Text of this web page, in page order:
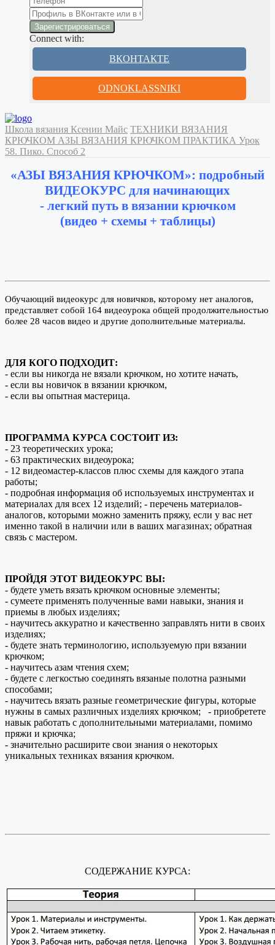
Connect with:
ВКОНТАКТЕ
ODNOKLASSNIKI
Школа вязания Ксении Майс ТЕХНИКИ ВЯЗАНИЯ
КРЮЧКОМ АЗЫ ВЯЗАНИЯ КРЮЧКОМ ПРАКТИКА Урок
58. Пико. Способ 2
«АЗЫ ВЯЗАНИЯ КРЮЧКОМ»: подробный
ВИДЕОКУРС для начинающих
- легкий путь в вязании крючком
(видео + схемы + таблицы)
Обучающий видеокурс для новичков, которому нет аналогов,
представляет собой 164 видеоурока общей продолжительностью
более 28 часов видео и другие дополнительные материалы.
ДЛЯ КОГО ПОДХОДИТ:
- если вы никогда не вязали крючком, но хотите начать,
- если вы новичок в вязании крючком,
- если вы опытная мастерица.
ПРОГРАММА КУРСА СОСТОИТ ИЗ:
- 23 теоретических урока;
- 63 практических видеоурока;
- 12 видеомастер-классов плюс схемы для каждого этапа
работы;
- подробная информация об используемых инструментах и
материалах для всех 12 изделий; - перечень материалов-
аналогов, которыми можно заменить пряжу, если у вас нет
именно такой в наличии или в ваших магазинах; обратная
связь с мастером.
ПРОЙДЯ ЭТОТ ВИДЕОКУРС ВЫ:
- будете уметь вязать крючком основные элементы;
- сумеете применять полученные вами навыки, знания и
приемы в любых изделиях;
- научитесь аккуратно и качественно заправлять нити в своих
изделиях;
- будете знать терминологию, используемую при вязании
крючком;
- научитесь азам чтения схем;
- будете с легкостью соединять вязаные полотна разными
способами;
- научитесь вязать разные геометрические фигуры, которые
нужны в самых различных изделиях крючком; - приобретете
навык работать с дополнительными материалами, помимо
пряжи и крючка;
- значительно расширите свои знания о некоторых
уникальных техниках вязания крючком.
СОДЕРЖАНИЕ КУРСА: